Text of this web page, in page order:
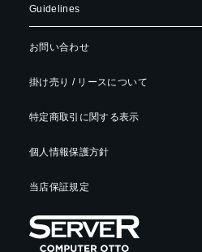
Guidelines
お問い合わせ
掛け売り / リースについて
特定商取引に関する表示
個人情報保護方針
当店保証規定